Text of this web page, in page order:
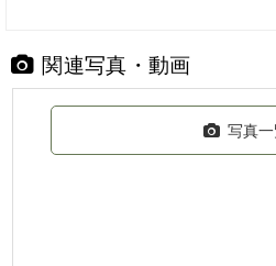
関連写真・動画
写真